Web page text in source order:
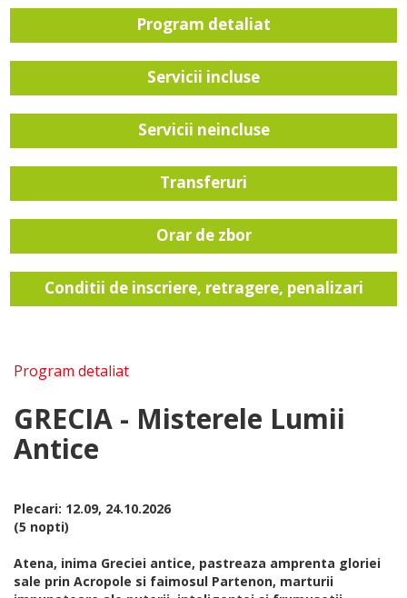
Program detaliat
Servicii incluse
Servicii neincluse
Transferuri
Orar de zbor
Conditii de inscriere, retragere, penalizari
Program detaliat
GRECIA - Misterele Lumii
Antice
Plecari: 12.09, 24.10.2026
(5 nopti)
Atena, inima Greciei antice, pastreaza amprenta gloriei
sale prin Acropole si faimosul Partenon, marturii